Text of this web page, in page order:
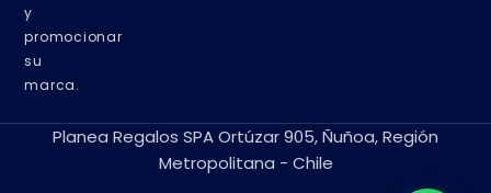
y
promocionar
su
marca.
Planea Regalos SPA Ortúzar 905, Ñuñoa, Región
Metropolitana - Chile